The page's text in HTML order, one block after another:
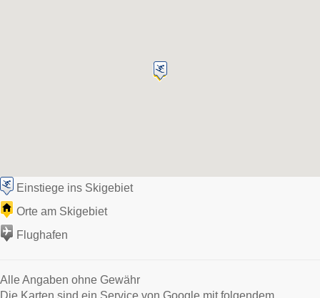
Einstiege ins Skigebiet
Orte am Skigebiet
Flughafen
Alle Angaben ohne Gewähr
Die Karten sind ein Service von Google mit folgendem